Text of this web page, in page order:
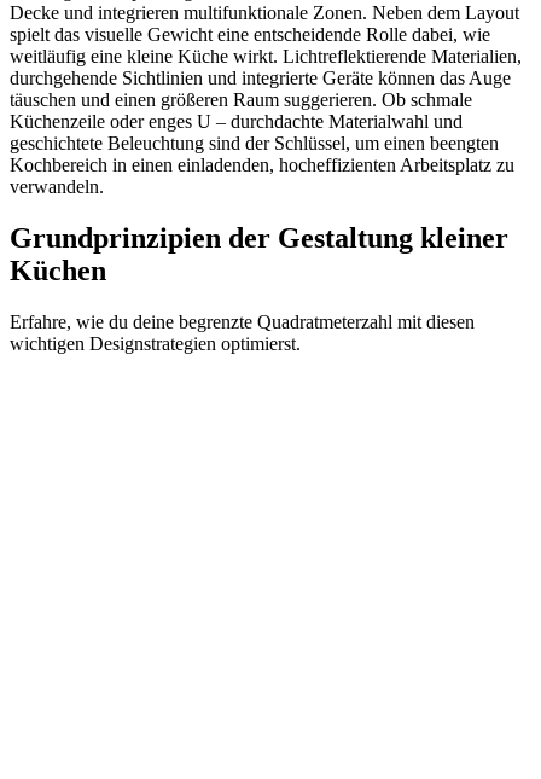
Decke und integrieren multifunktionale Zonen. Neben dem Layout
spielt das visuelle Gewicht eine entscheidende Rolle dabei, wie
weitläufig eine kleine Küche wirkt. Lichtreflektierende Materialien,
durchgehende Sichtlinien und integrierte Geräte können das Auge
täuschen und einen größeren Raum suggerieren. Ob schmale
Küchenzeile oder enges U – durchdachte Materialwahl und
geschichtete Beleuchtung sind der Schlüssel, um einen beengten
Kochbereich in einen einladenden, hocheffizienten Arbeitsplatz zu
verwandeln.
Grundprinzipien der Gestaltung kleiner
Küchen
Erfahre, wie du deine begrenzte Quadratmeterzahl mit diesen
wichtigen Designstrategien optimierst.